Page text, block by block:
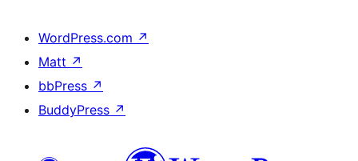
WordPress.com ↗
Matt ↗
bbPress ↗
BuddyPress ↗